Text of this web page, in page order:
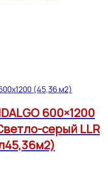
(45,36 м2)
600×1200
серый LLR